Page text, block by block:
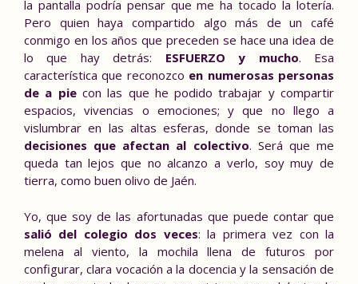
la pantalla podría pensar que me ha tocado la lotería.
Pero quien haya compartido algo más de un café
conmigo en los años que preceden se hace una idea de
lo que hay detrás: ESFUERZO y mucho. Esa
característica que reconozco en numerosas personas
de a piecon las que he podido trabajar y compartir
espacios, vivencias o emociones; y que no llego a
vislumbrar en las altas esferas, donde se toman las
decisiones que afectan al colectivo. Será que me
queda tan lejos que no alcanzo a verlo, soy muy de
tierra, como buen olivo de Jaén.
Yo, que soy de las afortunadas que puede contar que
salió del colegio dos veces: la primera vez con la
melena al viento, la mochila llena de futuros por
configurar, clara vocación a la docencia y la sensación de